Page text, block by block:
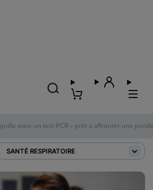
avoir un test PCR « prêt à affronter une
SANTÉ RESPIRATOIRE